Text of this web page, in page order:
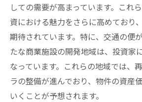
大阪府内での投資成功事例
再開発と不動産価格の関連
長期的視野で見る再開発
商業エリアの再生が大阪府内
押し上げる
商業エリア再生の重要性
しての需要が高まっています。これ
資における魅力をさらに高めており
期待されています。特に、交通の便
たな商業施設の開発地域は、投資家
なっています。これらの地域では、
ラの整備が進んでおり、物件の資産
いくことが予想されます。